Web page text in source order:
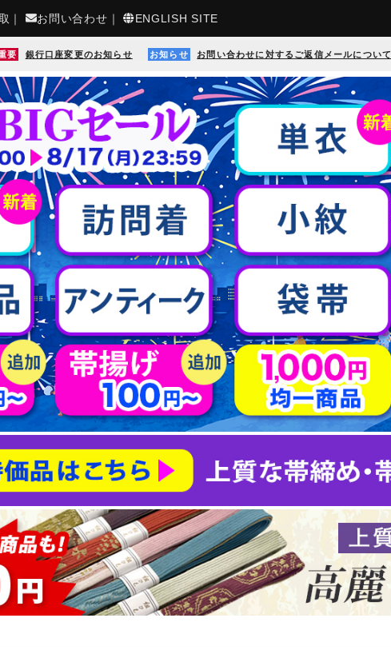
｜ お問い合わせ ｜ ENGLISH SITE
要 銀行口座変更のお知らせ お知らせ お問い合わせに対するご返信メールについて